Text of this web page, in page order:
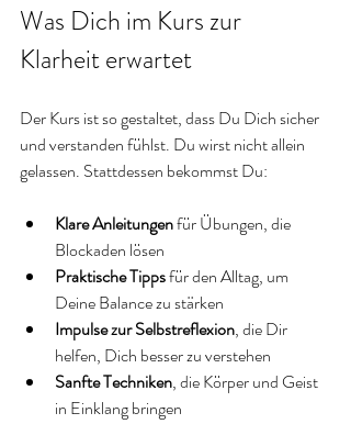
Was Dich im Kurs zur
Klarheit erwartet
Der Kurs ist so gestaltet, dass Du Dich sicher
und verstanden fühlst. Du wirst nicht allein
gelassen. Stattdessen bekommst Du:
Klare Anleitungen für Übungen, die
Blockaden lösen
Praktische Tipps für den Alltag, um
Deine Balance zu stärken
Impulse zur Selbstreflexion, die Dir
helfen, Dich besser zu verstehen
Sanfte Techniken, die Körper und Geist
in Einklang bringen